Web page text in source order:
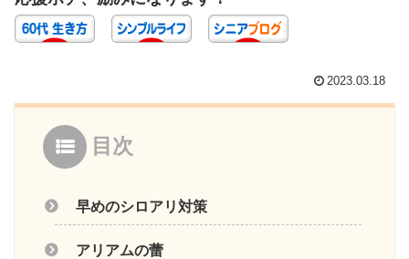
2023.03.18
目次
早めのシロアリ対策
アリアムの蕾